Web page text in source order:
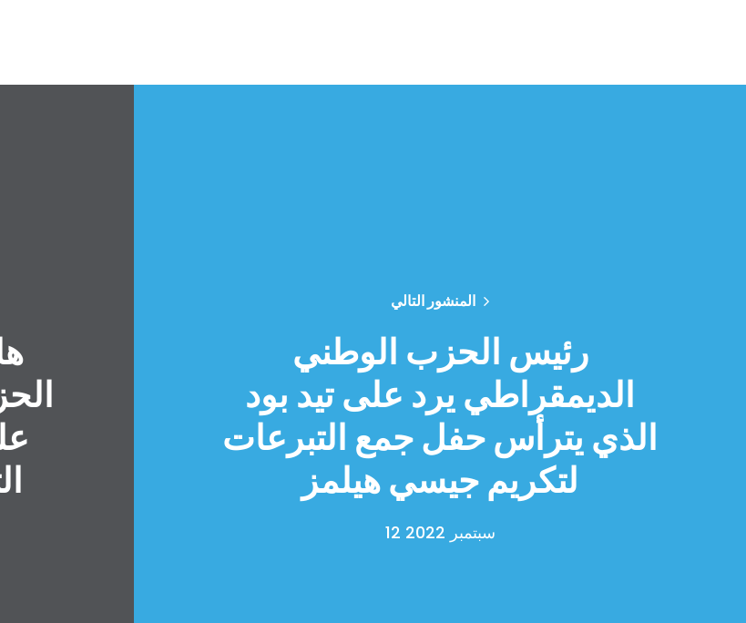
المنشور التالي
رئيس الحزب الوطني
الديمقراطي يرد على تيد بود
الذي يترأس حفل جمع التبرعات
لتكريم جيسي هيلمز
12 سبتمبر 2022